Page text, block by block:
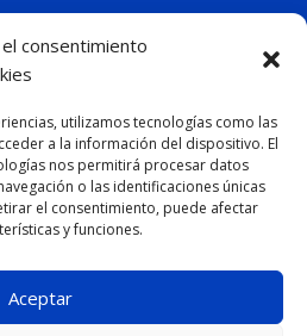
consentimiento
utilizamos tecnologías como las
a la información del dispositivo. El
nos permitirá procesar datos
o las identificaciones únicas
el consentimiento, puede afectar
y funciones.
Aceptar
61 Gijón 33202 Tel: 984
22
645
575
DISEÑO Y DESARROLLO WEB